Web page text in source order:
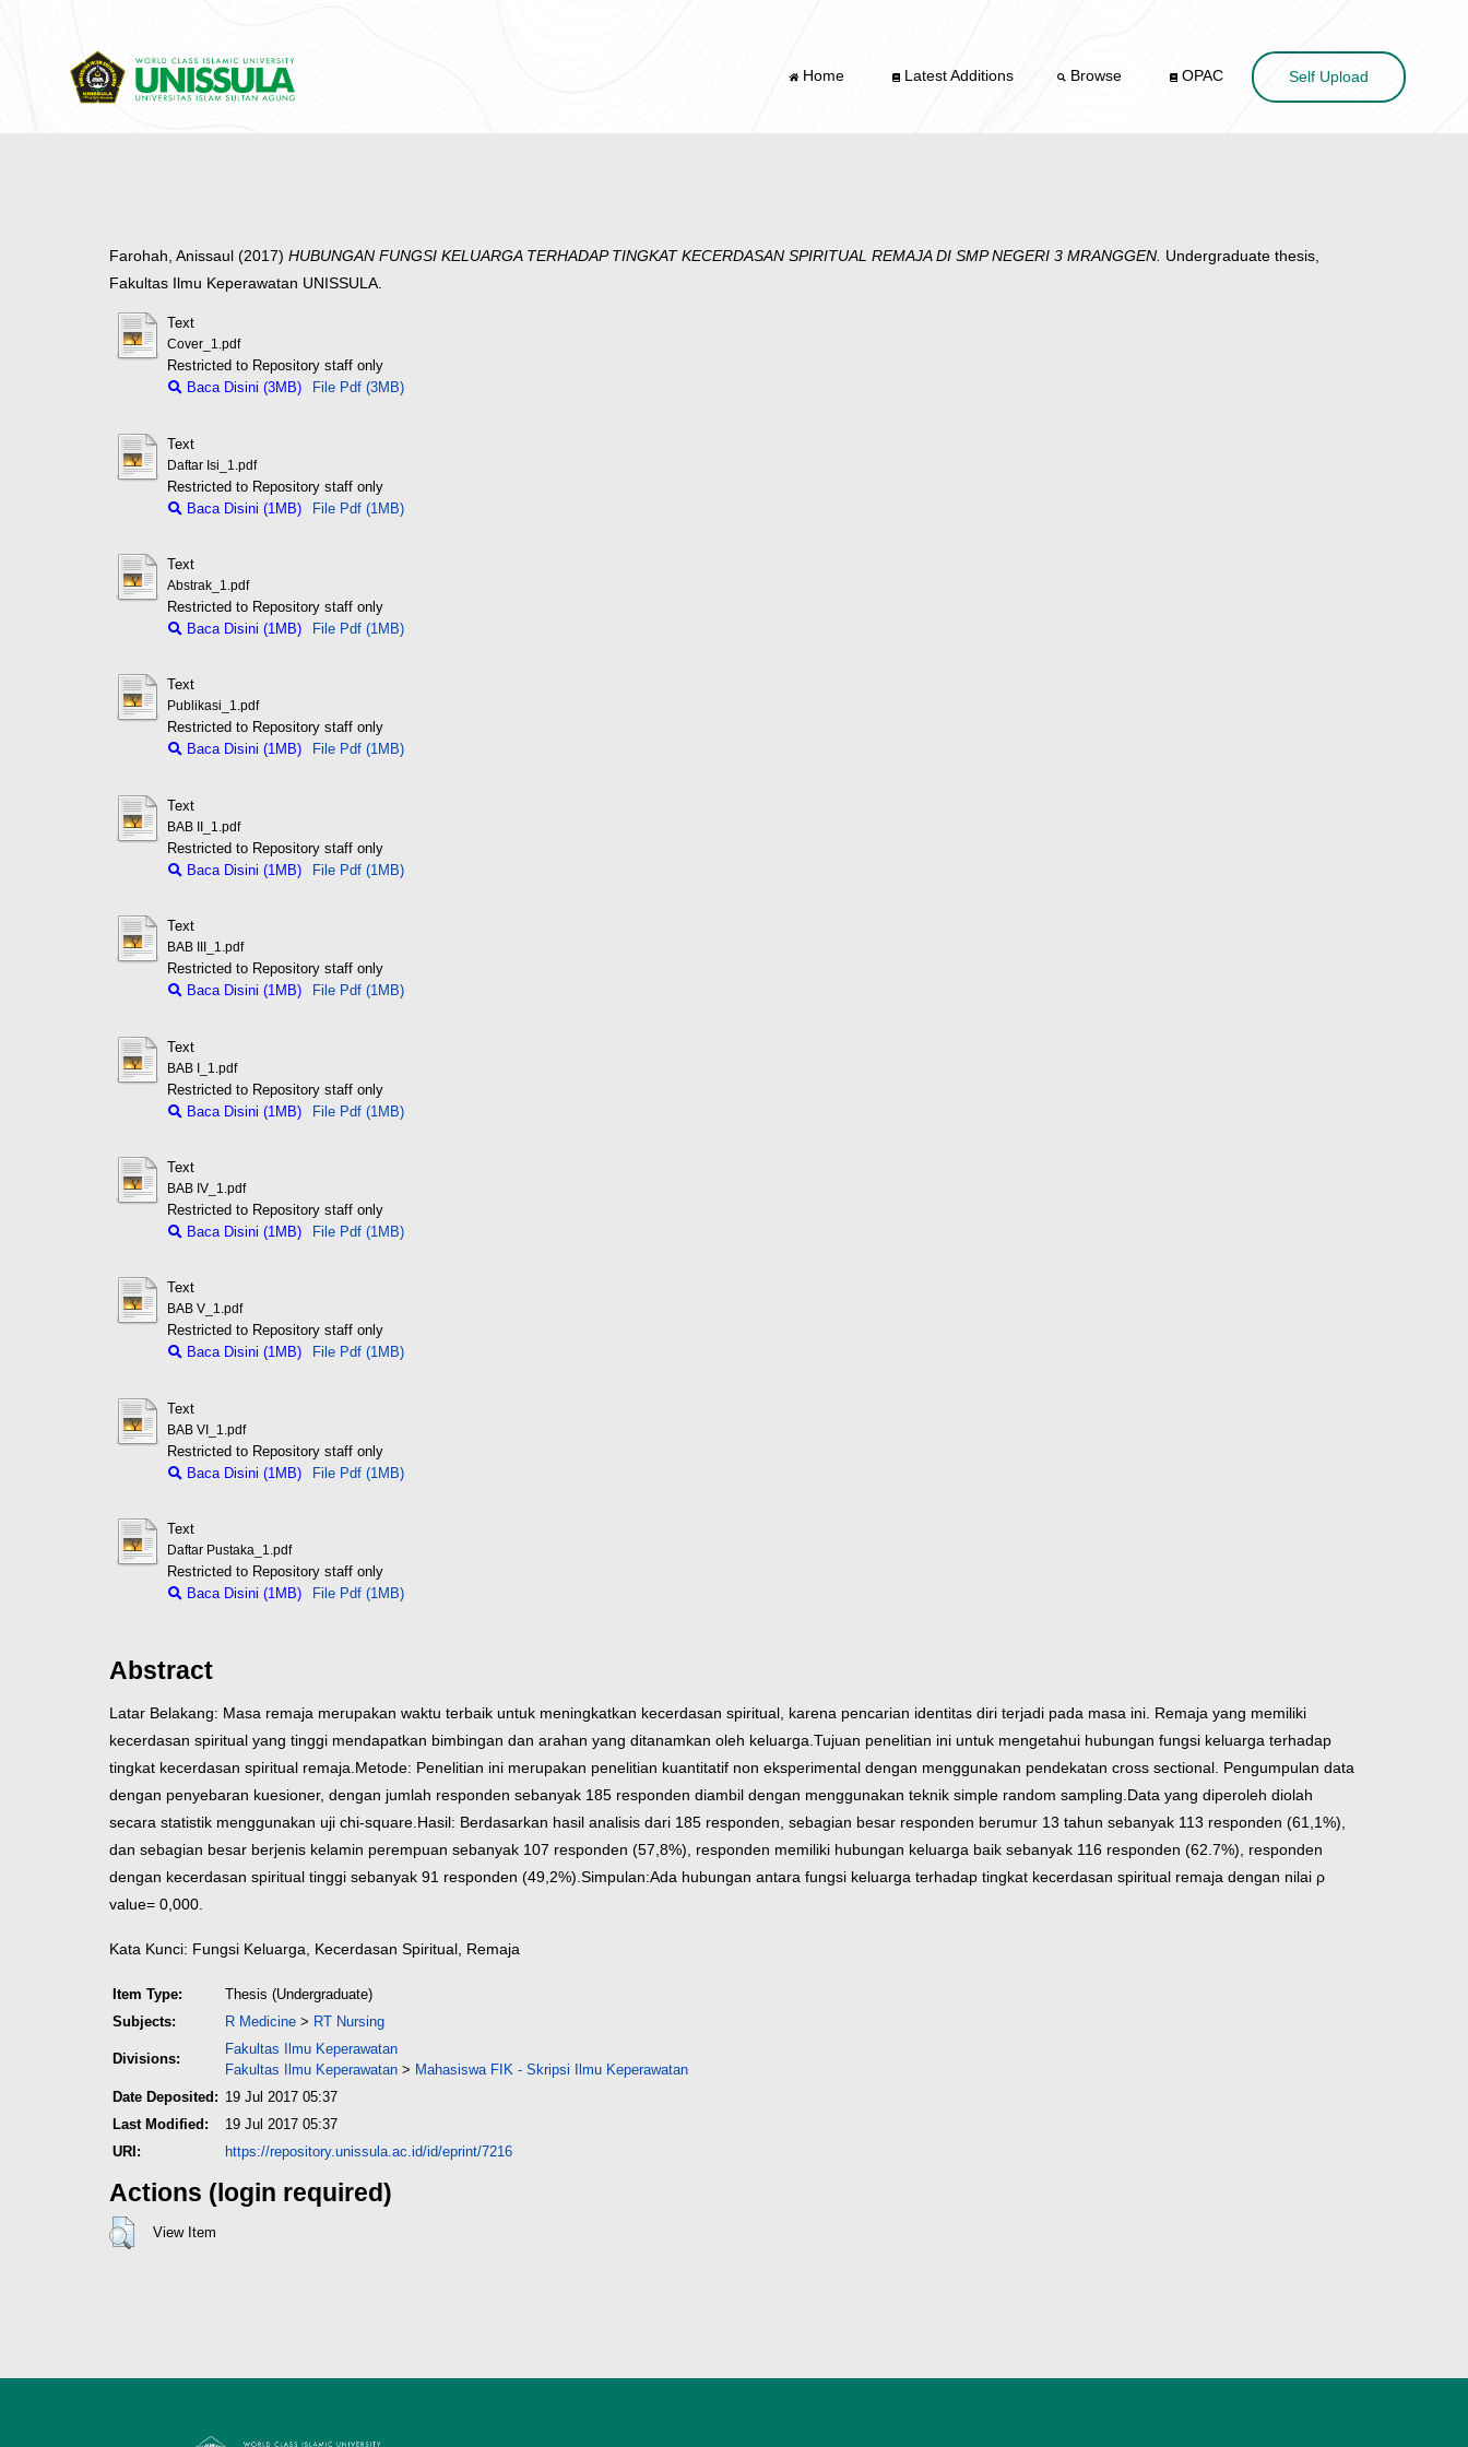
Home Latest Additions Browse OPAC Self Upload
Farohah, Anissaul (2017) HUBUNGAN FUNGSI KELUARGA TERHADAP TINGKAT KECERDASAN SPIRITUAL REMAJA DI SMP NEGERI 3 MRANGGEN. Undergraduate thesis,
Fakultas Ilmu Keperawatan UNISSULA.
Text
Cover_1.pdf
Restricted to Repository staff only
Baca Disini (3MB)
File Pdf (3MB)
Text
Daftar Isi_1.pdf
Restricted to Repository staff only
Baca Disini (1MB)
File Pdf (1MB)
Text
Abstrak_1.pdf
Restricted to Repository staff only
Baca Disini (1MB)
File Pdf (1MB)
Text
Publikasi_1.pdf
Restricted to Repository staff only
Baca Disini (1MB)
File Pdf (1MB)
Text
BAB II_1.pdf
Restricted to Repository staff only
Baca Disini (1MB)
File Pdf (1MB)
Text
BAB III_1.pdf
Restricted to Repository staff only
Baca Disini (1MB)
File Pdf (1MB)
Text
BAB I_1.pdf
Restricted to Repository staff only
Baca Disini (1MB)
File Pdf (1MB)
Text
BAB IV_1.pdf
Restricted to Repository staff only
Baca Disini (1MB)
File Pdf (1MB)
Text
BAB V_1.pdf
Restricted to Repository staff only
Baca Disini (1MB)
File Pdf (1MB)
Text
BAB VI_1.pdf
Restricted to Repository staff only
Baca Disini (1MB)
File Pdf (1MB)
Text
Daftar Pustaka_1.pdf
Restricted to Repository staff only
Baca Disini (1MB)
File Pdf (1MB)
Abstract
Latar Belakang: Masa remaja merupakan waktu terbaik untuk meningkatkan kecerdasan spiritual, karena pencarian identitas diri terjadi pada masa ini. Remaja yang memiliki
kecerdasan spiritual yang tinggi mendapatkan bimbingan dan arahan yang ditanamkan oleh keluarga.Tujuan penelitian ini untuk mengetahui hubungan fungsi keluarga terhadap
tingkat kecerdasan spiritual remaja. Metode: Penelitian ini merupakan penelitian kuantitatif non eksperimental dengan menggunakan pendekatan cross sectional. Pengumpulan data
dengan penyebaran kuesioner, dengan jumlah responden sebanyak 185 responden diambil dengan menggunakan teknik simple random sampling.Data yang diperoleh diolah
secara statistik menggunakan uji chi-square. Hasil: Berdasarkan hasil analisis dari 185 responden, sebagian besar responden berumur 13 tahun sebanyak 113 responden (61,1%),
dan sebagian besar berjenis kelamin perempuan sebanyak 107 responden (57,8%), responden memiliki hubungan keluarga baik sebanyak 116 responden (62.7%), responden
dengan kecerdasan spiritual tinggi sebanyak 91 responden (49,2%). Simpulan:Ada hubungan antara fungsi keluarga terhadap tingkat kecerdasan spiritual remaja dengan nilai ρ
value= 0,000.
Kata Kunci: Fungsi Keluarga, Kecerdasan Spiritual, Remaja
Item Type:
Thesis (Undergraduate)
Subjects:
R Medicine > RT Nursing
Divisions:
Fakultas Ilmu Keperawatan
Fakultas Ilmu Keperawatan > Mahasiswa FIK - Skripsi Ilmu Keperawatan
Date Deposited: 19 Jul 2017 05:37
Last Modified:
19 Jul 2017 05:37
URI:
https://repository.unissula.ac.id/id/eprint/7216
Actions (login required)
View Item